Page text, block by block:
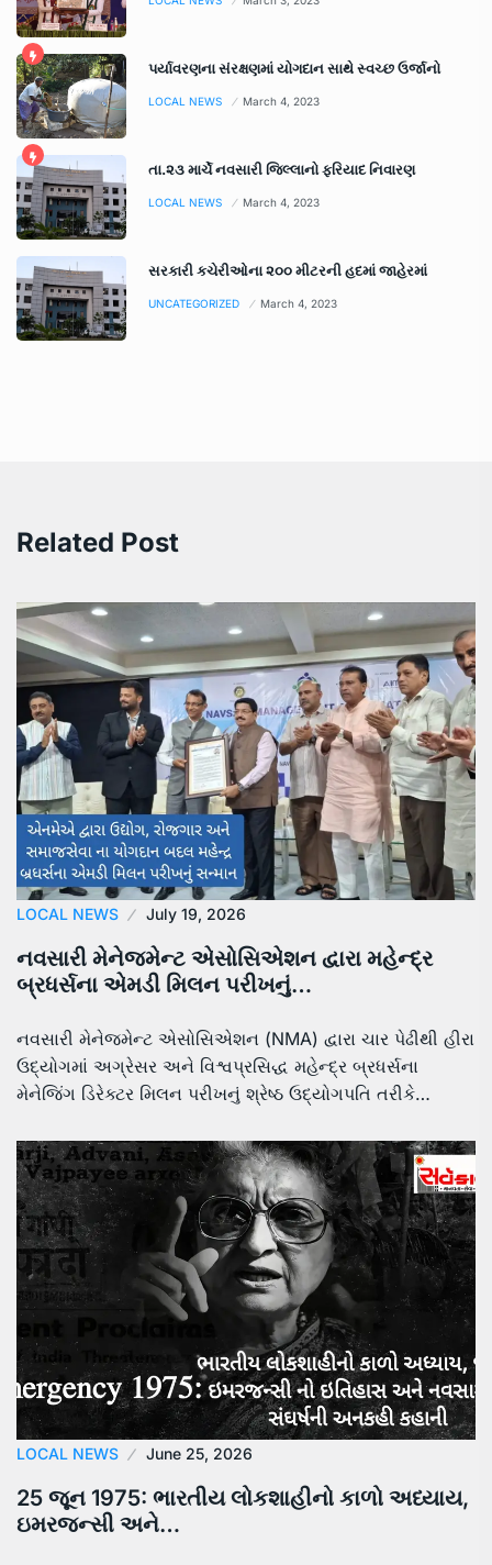
પર્યાવરણના સંરક્ષણમાં યોગદાન સાથે સ્વચ્છ ઉર્જાનો
LOCAL NEWS March 4, 2023
તા.૨૩ માર્ચે નવસારી જિલ્લાનો ફરિયાદ નિવારણ
LOCAL NEWS March 4, 2023
સરકારી કચેરીઓના ૨૦૦ મીટરની હદમાં જાહેરમાં
UNCATEGORIZED March 4, 2023
Related Post
LOCAL NEWS July 19, 2026
નવસારી મેનેજમેન્ટ એસોસિએશન દ્વારા મહેન્દ્ર
બ્રધર્સના એમડી મિલન પરીખનું…
નવસારી મેનેજમેન્ટ એસોસિએશન (NMA) દ્વારા ચાર પેઢીથી હીરા
ઉદ્યોગમાં અગ્રેસર અને વિશ્વપ્રસિદ્ધ મહેન્દ્ર બ્રધર્સના
મેનેજિંગ ડિરેક્ટર મિલન પરીખનું શ્રેષ્ઠ ઉદ્યોગપતિ તરીકે…
LOCAL NEWS June 25, 2026
25 જૂન 1975: ભારતીય લોકશાહીનો કાળો અધ્યાય,
ઇમરજન્સી અને…